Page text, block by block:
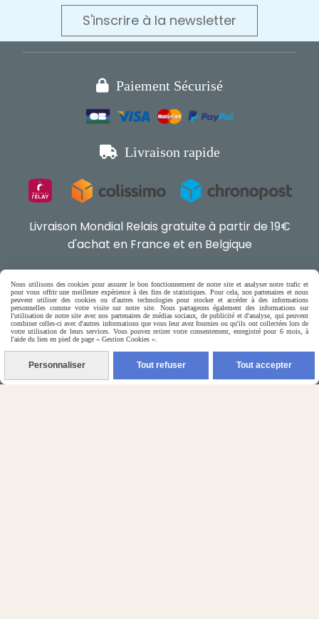
S'inscrire à la newsletter
 Paiement Sécurisé
 Livraison rapide
Livraison Mondial Relais gratuite à partir de 19€
d'achat en France et en Belgique
 Boutique en ligne pour chat,
petits chiens & rongeurs 
(5) Nos Avis Clients :
Nous utilisons des cookies pour assurer le bon fonctionnement de notre site et analyser notre trafic et
pour vous offrir une meilleure expérience à des fins de statistiques. Pour cela, nos partenaires et nous
peuvent utiliser des cookies ou d'autres technologies pour stocker et accéder à des informations
personnelles comme votre visite sur notre site. Nous partageons également des informations sur
l'utilisation de notre site avec nos partenaires de médias sociaux, de publicité et d'analyse, qui peuvent
combiner celles-ci avec d'autres informations que vous leur avez fournies ou qu'ils ont collectées lors de
votre utilisation de leurs services. Vous pouvez retirer votre consentement, enregistré pour 6 mois, à
l'aide du lien en pied de page « Gestion Cookies ».
Personnaliser Tout refuser Tout accepter